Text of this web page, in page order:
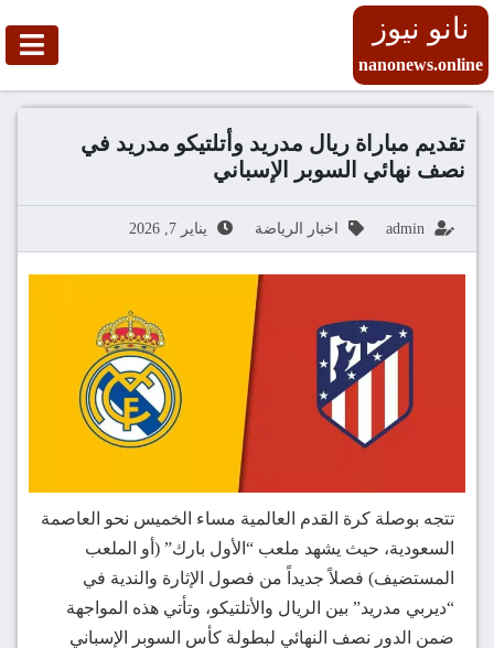
نانو نيوز
nanonews.online
تقديم مباراة ريال مدريد وأتلتيكو مدريد في
نصف نهائي السوبر الإسباني
admin اخبار الرياضة يناير 7, 2026
تتجه بوصلة كرة القدم العالمية مساء الخميس نحو العاصمة
السعودية، حيث يشهد ملعب “الأول بارك” (أو الملعب
المستضيف) فصلاً جديداً من فصول الإثارة والندية في
“ديربي مدريد” بين الريال والأتلتيكو، وتأتي هذه المواجهة
ضمن الدور نصف النهائي لبطولة كأس السوبر الإسباني